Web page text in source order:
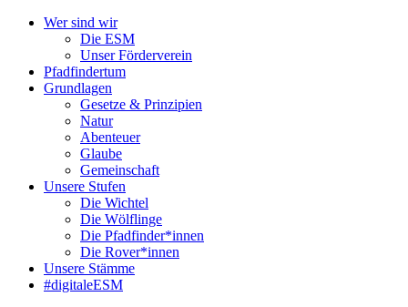
Wer sind wir
Die ESM
Unser Förderverein
Pfadfindertum
Grundlagen
Gesetze & Prinzipien
Natur
Abenteuer
Glaube
Gemeinschaft
Unsere Stufen
Die Wichtel
Die Wölflinge
Die Pfadfinder*innen
Die Rover*innen
Unsere Stämme
#digitaleESM